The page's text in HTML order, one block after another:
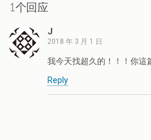
1个回应
J
2018 年 3 月 1 日
我今天找超久的！！！你這
Reply